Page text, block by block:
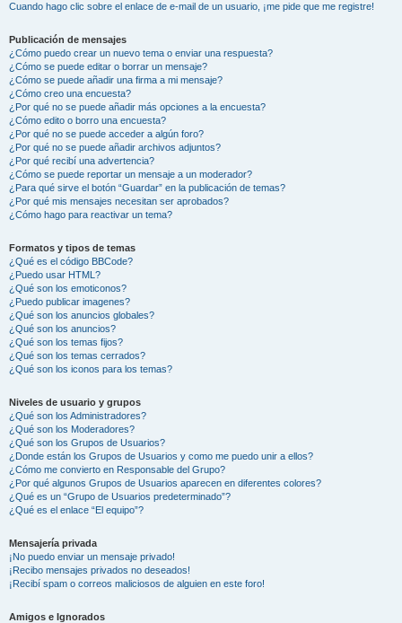
Cuando hago clic sobre el enlace de e-mail de un usuario, ¡me pide que me registre!
Publicación de mensajes
¿Cómo puedo crear un nuevo tema o enviar una respuesta?
¿Cómo se puede editar o borrar un mensaje?
¿Cómo se puede añadir una firma a mi mensaje?
¿Cómo creo una encuesta?
¿Por qué no se puede añadir más opciones a la encuesta?
¿Cómo edito o borro una encuesta?
¿Por qué no se puede acceder a algún foro?
¿Por qué no se puede añadir archivos adjuntos?
¿Por qué recibí una advertencia?
¿Cómo se puede reportar un mensaje a un moderador?
¿Para qué sirve el botón “Guardar” en la publicación de temas?
¿Por qué mis mensajes necesitan ser aprobados?
¿Cómo hago para reactivar un tema?
Formatos y tipos de temas
¿Qué es el código BBCode?
¿Puedo usar HTML?
¿Qué son los emoticonos?
¿Puedo publicar imagenes?
¿Qué son los anuncios globales?
¿Qué son los anuncios?
¿Qué son los temas fijos?
¿Qué son los temas cerrados?
¿Qué son los iconos para los temas?
Niveles de usuario y grupos
¿Qué son los Administradores?
¿Qué son los Moderadores?
¿Qué son los Grupos de Usuarios?
¿Donde están los Grupos de Usuarios y como me puedo unir a ellos?
¿Cómo me convierto en Responsable del Grupo?
¿Por qué algunos Grupos de Usuarios aparecen en diferentes colores?
¿Qué es un “Grupo de Usuarios predeterminado”?
¿Qué es el enlace “El equipo”?
Mensajería privada
¡No puedo enviar un mensaje privado!
¡Recibo mensajes privados no deseados!
¡Recibí spam o correos maliciosos de alguien en este foro!
Amigos e Ignorados